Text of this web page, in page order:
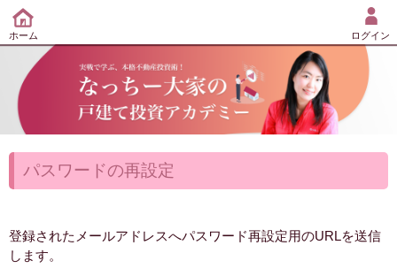
パスワードの再設定
登録されたメールアドレスへパスワード再設定用のURLを送信
します。
ホーム ログイン